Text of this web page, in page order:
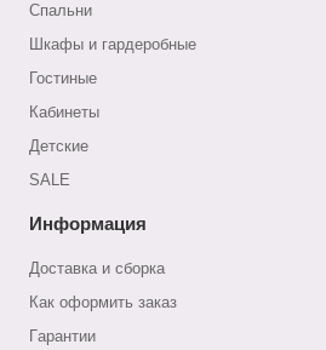
Спальни
Шкафы и гардеробные
Гостиные
Кабинеты
Детские
SALE
Информация
Доставка и сборка
Как оформить заказ
Гapaнтии